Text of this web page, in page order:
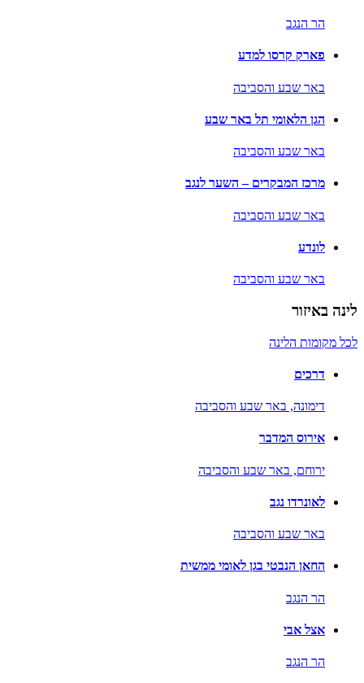
הר הנגב
פארק קרסו למדע
באר שבע והסביבה
הגן הלאומי תל באר שבע
באר שבע והסביבה
מרכז המבקרים – השער לנגב
באר שבע והסביבה
לונדע
באר שבע והסביבה
לינה באיזור
לכל מקומות הלינה
דרכים
דימונה, באר שבע והסביבה
אירוס המדבר
ירוחם, באר שבע והסביבה
לאונרדו נגב
באר שבע והסביבה
החאן הנבטי בגן לאומי ממשית
הר הנגב
אצל אבי
הר הנגב